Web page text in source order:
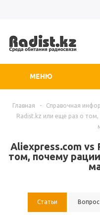
МЕНЮ
Главная - Справочная
Radist.kz или еще раз о
Aliexpress.com vs
том, почему
Статьи